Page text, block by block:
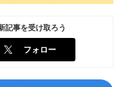
記事を受け取ろう
フォロー